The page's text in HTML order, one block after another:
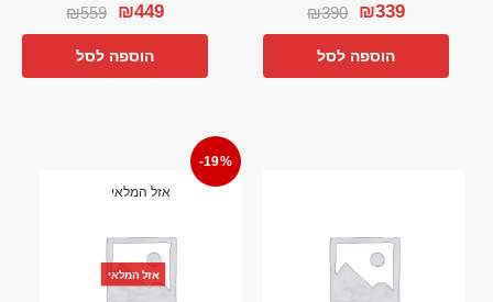
₪390 ₪339
הוספה לסל
₪559 ₪449
הוספה לסל
-19%
אזל המלאי
אזל המלאי